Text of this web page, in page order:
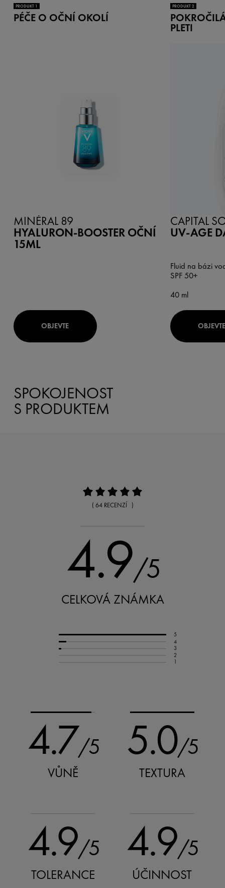
PRODUKT 1
PÉČE O OČNÍ OKOLÍ
MINÉRAL 89
HYALURON-BOOSTER OČNÍ
15ML
OBJEVTE
PRODUKT 2
PLETI
CAPITAL
UV-AGE
Fluid na bázi
SPF 50+
40 ml
SPOKOJENOST
S PRODUKTEM
( 64 RECENZÍ )
4.9/5
CELKOVÁ ZNÁMKA
5
4
3
2
1
4.7/5
VŮNĚ
5.0/5
TEXTURA
4.9/5
TOLERANCE
4.9/5
ÚČINNOST